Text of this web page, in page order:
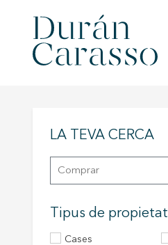
LA TEVA CERCA
Comprar
Tipus de propietat
Cases